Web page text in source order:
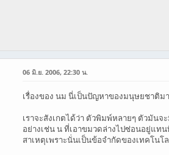
06 มิ.ย. 2006, 22:30 น.
เรื่องของ นม นี่เป็นปัญหาของมนุษยชาติ
เราจะสังเกตได้ว่า ตัวพิมพ์หลายๆ ตัวมัน
อย่างเช่น น ที่เอาขมวดล่างไปซ่อนอยู่แท
สาเหตุเพราะนั่นเป็นข้อจำกัดของเทคโนโ